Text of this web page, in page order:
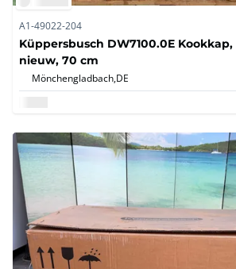
A1-49022-204
Küppersbusch DW7100.0E
nieuw, 70 cm
Mönchengladbach,DE